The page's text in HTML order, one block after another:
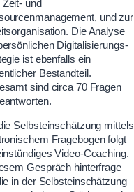
und
und zur
Die Analyse
Digitalisierungs-
ist ebenfalls ein
Bestandteil.
sind circa 70 Fragen
Selbsteinschätzung mittels
Fragebogen folgt
Video-Coaching.
Gespräch hinterfrage
in der Selbsteinschätzung